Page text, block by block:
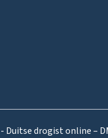
- Duitse drogist online –